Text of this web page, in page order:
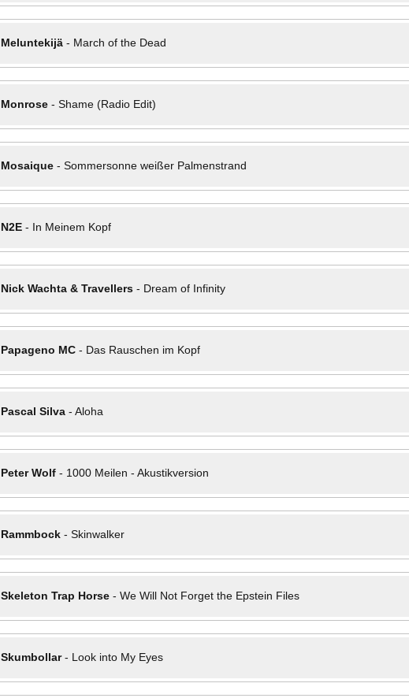
Meluntekijä- March of the Dead
Monrose- Shame (Radio Edit)
Mosaique- Sommersonne weißer Palmenstrand
N2E- In Meinem Kopf
Nick Wachta & Travellers- Dream of Infinity
Papageno MC- Das Rauschen im Kopf
Pascal Silva- Aloha
Peter Wolf- 1000 Meilen - Akustikversion
Rammbock- Skinwalker
Skeleton Trap Horse- We Will Not Forget the Epstein Files
Skumbollar- Look into My Eyes